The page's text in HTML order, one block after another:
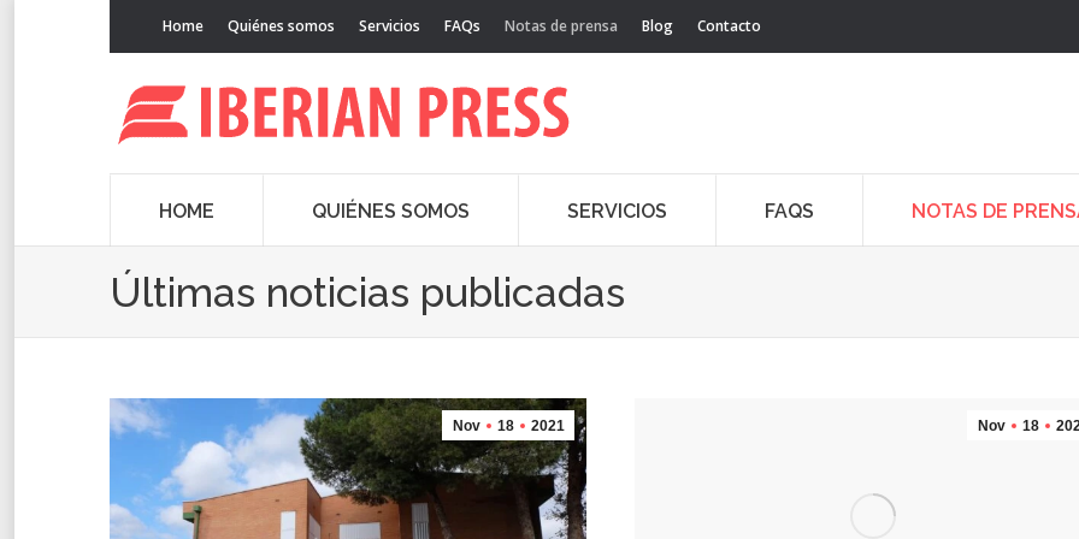
Home Quiénes somos Servicios FAQs Notas de prensa Blog Contacto
HOME QUIÉNES SOMOS SERVICIOS FAQS NOTAS DE
Últimas noticias publicadas
Nov 18 2021 Nov 18